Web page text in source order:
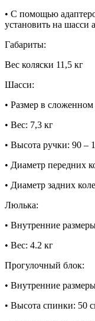
• С помощью
установить на шасси
Габариты:
Вес коляски 11,5 кг
Шасси:
• Размер в
• Вес: 7,3 кг
• Высота ручки: 90 –
• Диаметр передних
• Диаметр задних
Люлька:
• Внутренние
• Вес: 4.2 кг
Прогулочный блок:
• Внутренние
• Высота спинки: 50